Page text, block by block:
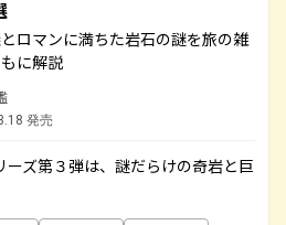
ロマンに満ちた岩石の謎を旅の雑
に解説
発売
ーズ第３弾は、謎だらけの奇岩と巨